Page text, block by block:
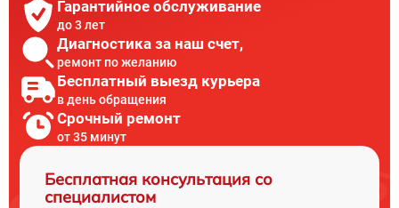
Гарантийное обслуживание
до 3 лет
Диагностика за наш счет,
ремонт по желанию
Бесплатный выезд курьера
в день обращения
Срочный ремонт
от 35 минут
Бесплатная консультация со
специалистом